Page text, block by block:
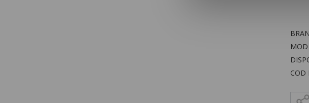
MOD
COD